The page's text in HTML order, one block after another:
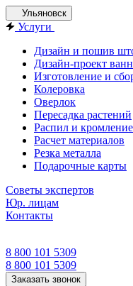
Ульяновск
Услуги
Дизайн и пошив
Дизайн-проект
Изготовление и
Колеровка
Оверлок
Пересадка растений
Распил и кромление
Расчет материалов
Резка металла
Подарочные карты
Советы экспертов
Юр. лицам
Контакты
8 800 101 5309
8 800 101 5309
Заказать звонок